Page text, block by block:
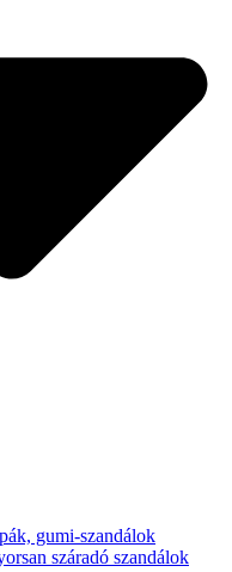
gumi-szandálok
száradó szandálok